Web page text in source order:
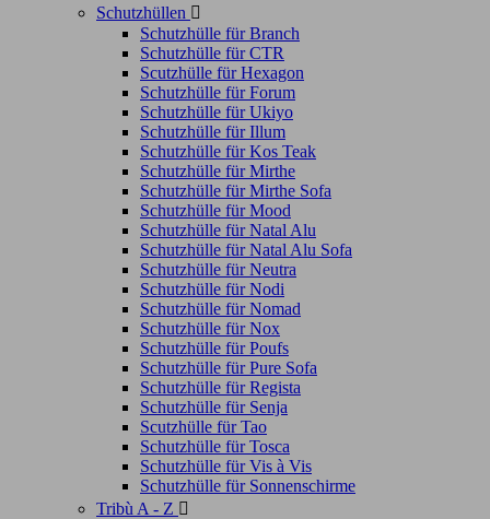
Schutzhüllen 
Schutzhülle für Branch
Schutzhülle für CTR
Scutzhülle für Hexagon
Schutzhülle für Forum
Schutzhülle für Ukiyo
Schutzhülle für Illum
Schutzhülle für Kos Teak
Schutzhülle für Mirthe
Schutzhülle für Mirthe Sofa
Schutzhülle für Mood
Schutzhülle für Natal Alu
Schutzhülle für Natal Alu Sofa
Schutzhülle für Neutra
Schutzhülle für Nodi
Schutzhülle für Nomad
Schutzhülle für Nox
Schutzhülle für Poufs
Schutzhülle für Pure Sofa
Schutzhülle für Regista
Schutzhülle für Senja
Scutzhülle für Tao
Schutzhülle für Tosca
Schutzhülle für Vis à Vis
Schutzhülle für Sonnenschirme
Tribù A - Z 